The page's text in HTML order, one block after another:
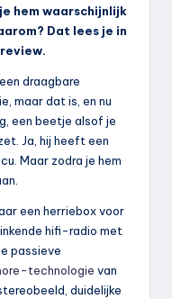
hem waarschijnlijk
Dat lees je in
draagbare
maar dat is, en nu
een beetje alsof je
Ja, hij heeft een
Maar zodra je hem
een herriebox voor
hifi-radio met
passieve
technologie van
duidelijke